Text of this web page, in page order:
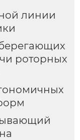
линии
роторных